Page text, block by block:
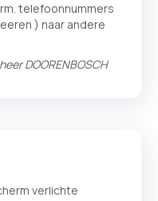
telefoonnummers
) naar andere
DOORENBOSCH
verlichte